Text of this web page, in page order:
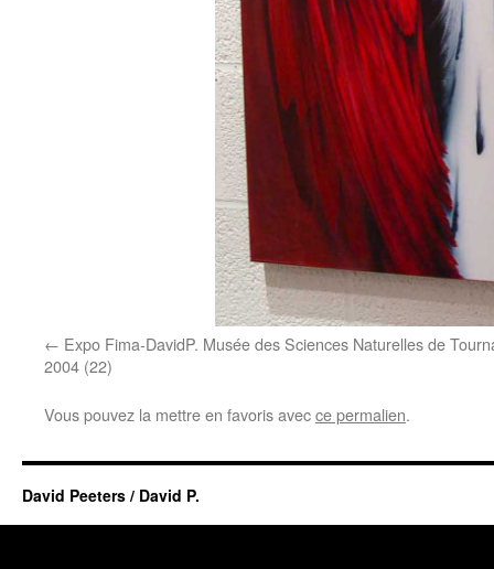
Expo Fima-DavidP. Musée des Sciences Naturelles de
2004 (22)
Vous pouvez la mettre en favoris avecce permalien.
David Peeters / David P.